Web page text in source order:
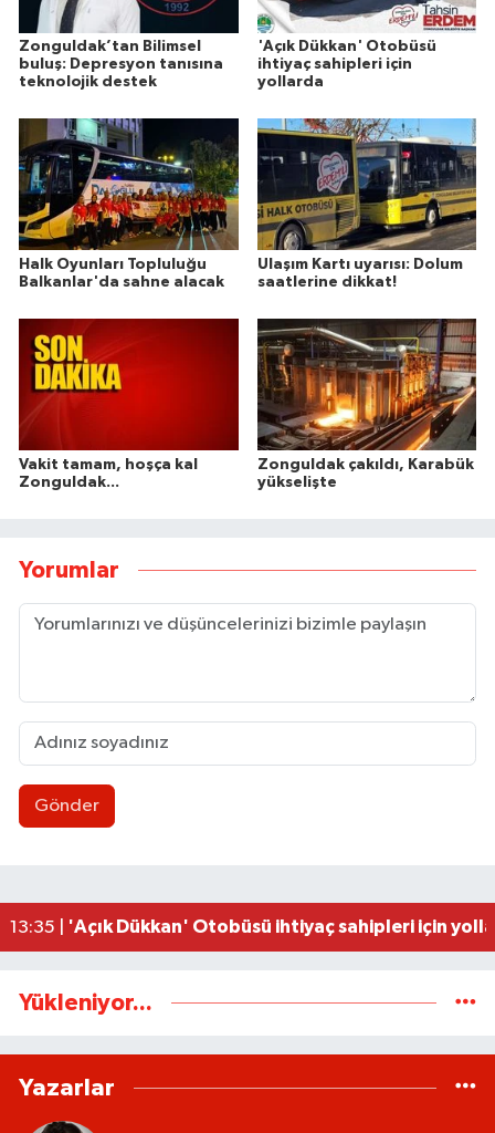
Zonguldak’tan Bilimsel
buluş: Depresyon tanısına
teknolojik destek
'Açık Dükkan' Otobüsü
ihtiyaç sahipleri için
yollarda
Halk Oyunları Topluluğu
Balkanlar'da sahne alacak
Ulaşım Kartı uyarısı: Dolum
saatlerine dikkat!
Vakit tamam, hoşça kal
Zonguldak...
Zonguldak çakıldı, Karabük
yükselişte
Yorumlar
Gönder
16:45 |Zonguldak’tan Bilimsel buluş: Depresyon
13:35 |
'Açık Dükkan' Otobüsü ihtiyaç sahipleri için
Yükleniyor...
Yazarlar